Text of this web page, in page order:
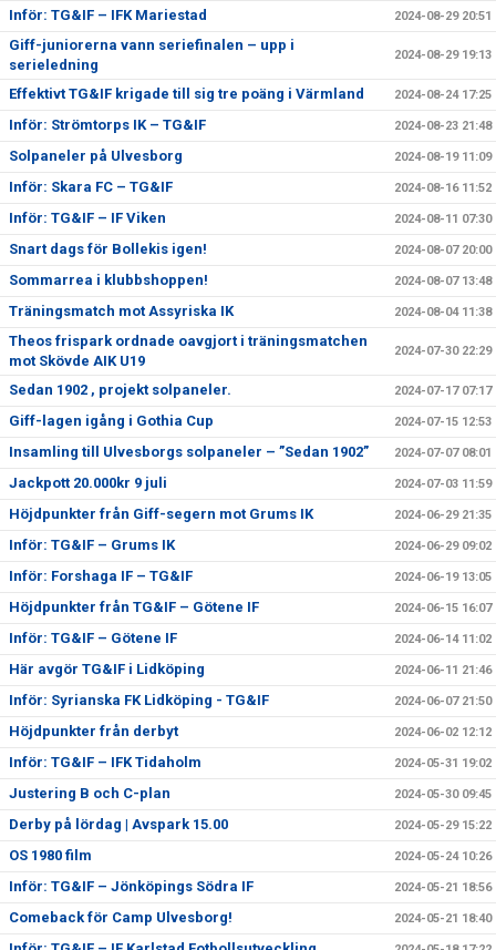
Inför: TG&IF – IFK Mariestad 2024-08-29 20:51
Giff-juniorerna vann seriefinalen – upp i
serieledning
2024-08-29 19:13
Effektivt TG&IF krigade till sig tre poäng i Värmland 2024-08-24 17:25
Inför: Strömtorps IK – TG&IF 2024-08-23 21:48
Solpaneler på Ulvesborg 2024-08-19 11:09
Inför: Skara FC – TG&IF 2024-08-16 11:52
Inför: TG&IF – IF Viken 2024-08-11 07:30
Snart dags för Bollekis igen! 2024-08-07 20:00
Sommarrea i klubbshoppen! 2024-08-07 13:48
Träningsmatch mot Assyriska IK 2024-08-04 11:38
Theos frispark ordnade oavgjort i träningsmatchen
mot Skövde AIK U19
2024-07-30 22:29
Sedan 1902 , projekt solpaneler. 2024-07-17 07:17
Giff-lagen igång i Gothia Cup 2024-07-15 12:53
Insamling till Ulvesborgs solpaneler – ”Sedan 1902” 2024-07-07 08:01
Jackpott 20.000kr 9 juli 2024-07-03 11:59
Höjdpunkter från Giff-segern mot Grums IK 2024-06-29 21:35
Inför: TG&IF – Grums IK 2024-06-29 09:02
Inför: Forshaga IF – TG&IF 2024-06-19 13:05
Höjdpunkter från TG&IF – Götene IF 2024-06-15 16:07
Inför: TG&IF – Götene IF 2024-06-14 11:02
Här avgör TG&IF i Lidköping 2024-06-11 21:46
Inför: Syrianska FK Lidköping - TG&IF 2024-06-07 21:50
Höjdpunkter från derbyt 2024-06-02 12:12
Inför: TG&IF – IFK Tidaholm 2024-05-31 19:02
Justering B och C-plan 2024-05-30 09:45
Derby på lördag | Avspark 15.00 2024-05-29 15:22
OS 1980 film 2024-05-24 10:26
Inför: TG&IF – Jönköpings Södra IF 2024-05-21 18:56
Comeback för Camp Ulvesborg! 2024-05-21 18:40